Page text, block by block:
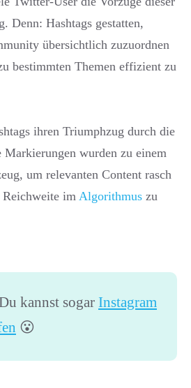
Denn: Hashtags gestatten,
übersichtlich zuzuordnen
bestimmten Themen effizient zu
ihren Triumphzug durch die
wurden zu einem
um relevanten Content rasch
Reichweite im Algorithmus zu
kannst sogar Instagram
😮